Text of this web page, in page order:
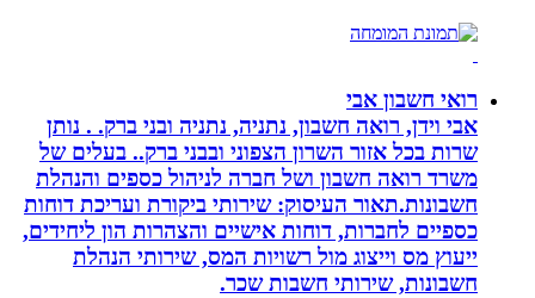
רואי חשבון אבי
אבי וידן, רואה חשבון, נתניה, נתניה ובני ברק. . נותן
שרות בכל אזור השרון הצפוני ובבני ברק.. בעלים של
משרד רואה חשבון ושל חברה לניהול כספים והנהלת
חשבונות.תאור העיסוק: שירותי ביקורת ועריכת דוחות
כספיים לחברות, דוחות אישיים והצהרות הון ליחידים,
ייעוץ מס וייצוג מול רשויות המס, שירותי הנהלת
חשבונות, שירותי חשבות שכר.